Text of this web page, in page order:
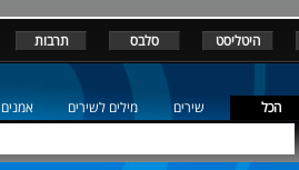
היטליסט סלבס תרבות
הכל שירים מילים לשירים אמנים